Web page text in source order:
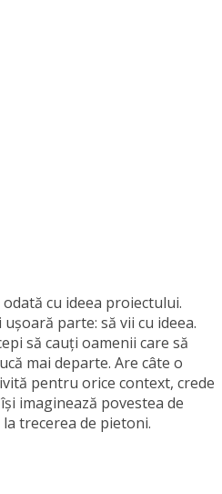
cu ideea proiectului.
ușoară parte: să vii cu ideea.
să cauți oamenii care să
mai departe. Are câte o
pentru orice context, crede
imaginează povestea de
trecerea de pietoni.